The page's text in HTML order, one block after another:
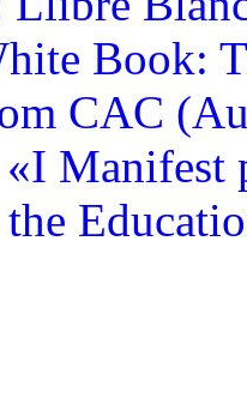
Book:
CAC
Manifest